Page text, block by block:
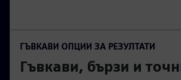
ГЪВКАВИ ОПЦИИ ЗА РЕЗУЛТАТИ
Гъвкави, бързи и